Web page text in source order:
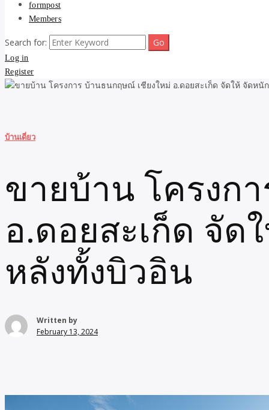
formpost
Members
Search for:
Log in
Register
บ้านเดี่ยว
ขายบ้าน โครงก
อ.ดอยสะเก็ด จัด
หลังทั้งบิวอิน
Written by
February 13, 2024